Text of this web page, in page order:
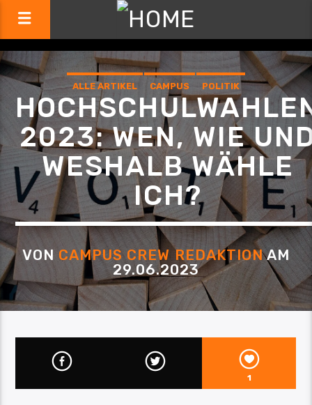
ALLE ARTIKEL CAMPUS POLITIK
2023: WEN, WIE
WESHALB WÄHLE
ICH?
VON CAMPUS CREW REDAKTIONAM
29.06.2023
1